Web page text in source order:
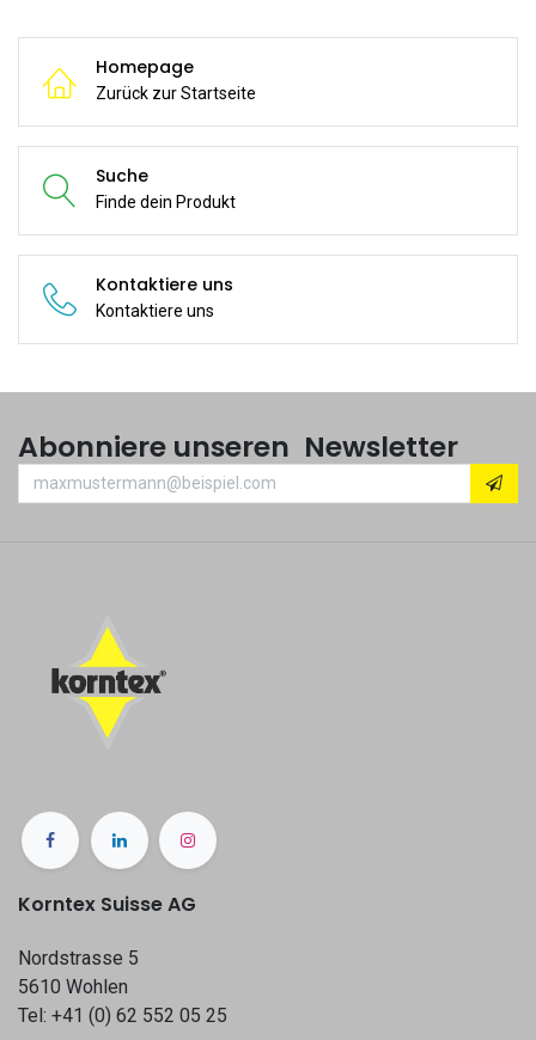
Homepage
Zurück zur Startseite
Suche
Finde dein Produkt
Kontaktiere uns
Kontaktiere uns
Abonniere unseren Newsletter
Korntex Suisse AG
Nordstrasse 5
5610 Wohlen
Tel: +41 (0) 62 552 05 25